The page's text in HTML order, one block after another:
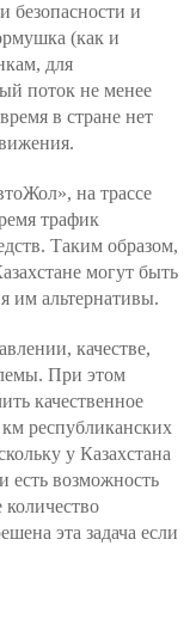
безопасности и
(как и
для
поток не менее
в стране нет
на трассе
трафик
Таким образом,
могут быть
им альтернативы.
качестве,
При этом
качественное
республиканских
у Казахстана
есть возможность
количество
эта задача если